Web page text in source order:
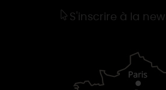
S'inscrire à la